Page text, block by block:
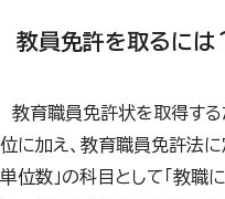
教員免許を取るには
教育職員免許状を取得する
位に加え、教育職員免許法
単位数」の科目として「教職